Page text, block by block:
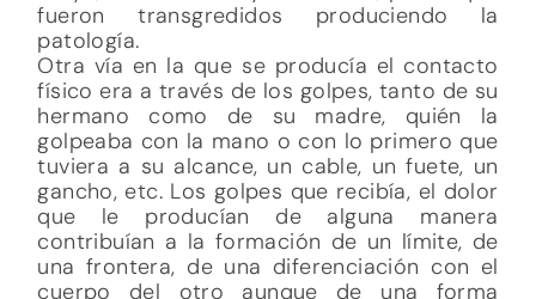
fueron transgredidos produciendo la
patología.
Otra vía en la que se producía el contacto
físico era a través de los golpes, tanto de su
hermano como de su madre, quién la
golpeaba con la mano o con lo primero que
tuviera a su alcance, un cable, un fuete, un
gancho, etc. Los golpes que recibía, el dolor
que le producían de alguna manera
contribuían a la formación de un límite, de
una frontera, de una diferenciación con el
cuerpo del otro aunque de una forma